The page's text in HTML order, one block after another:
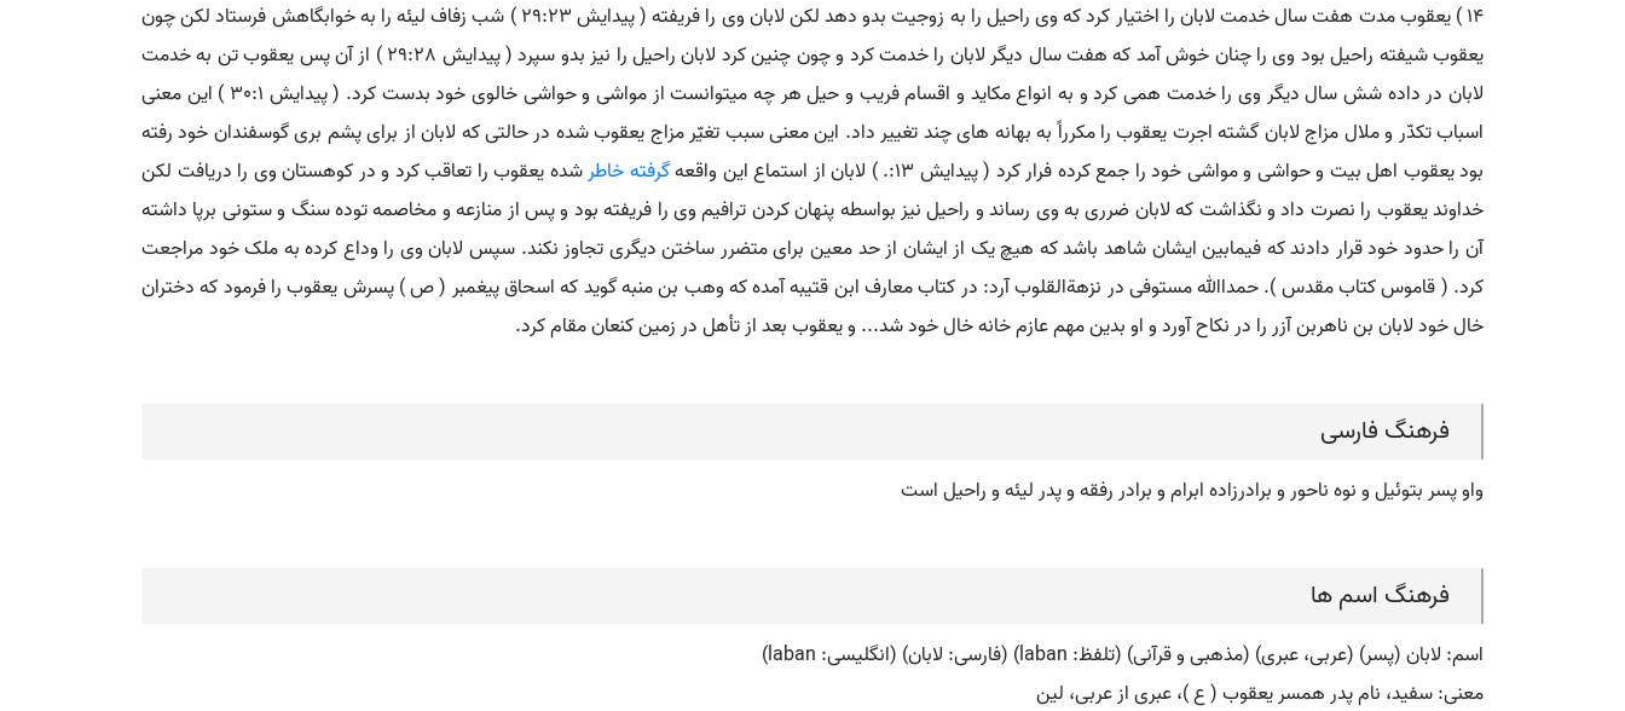
14 ) یعقوب مدت هفت سال خدمت لابان را اختیار کرد که وی راحیل را به زوجیت بدو دهد لکن لابان وی را فریفته ( پیدایش 29:23 ) شب زفاف لیئه را به خوابگاهش فرستاد لکن چون
یعقوب شیفته راحیل بود وی را چنان خوش آمد که هفت سال دیگر لابان را خدمت کرد و چون چنین کرد لابان راحیل را نیز بدو سپرد ( پیدایش 29:28 ) از آن پس یعقوب تن به خدمت
لابان در داده شش سال دیگر وی را خدمت همی کرد و به انواع مکاید و اقسام فریب و حیل هر چه میتوانست از مواشی و حواشی خالوی خود بدست کرد. ( پیدایش 30:1 ) این معنی
اسباب تکدّر و ملال مزاج لابان گشته اجرت یعقوب را مکرراً به بهانه های چند تغییر داد. این معنی سبب تغیّر مزاج یعقوب شده در حالتی که لابان از برای پشم بری گوسفندان خود رفته
بود یعقوب اهل بیت و حواشی و مواشی خود را جمع کرده فرار کرد ( پیدایش 13:. ) لابان از استماع این واقعه
گرفته خاطرشده یعقوب را تعاقب کرد و در کوهستان وی را دریافت لکن
خداوند یعقوب را نصرت داد و نگذاشت که لابان ضرری به وی رساند و راحیل نیز بواسطه پنهان کردن ترافیم وی را فریفته بود و پس از منازعه و مخاصمه توده سنگ و ستونی برپا داشته
آن را حدود خود قرار دادند که فیمابین ایشان شاهد باشد که هیچ یک از ایشان از حد معین برای متضرر ساختن دیگری تجاوز نکند. سپس لابان وی را وداع کرده به ملک خود مراجعت
کرد. ( قاموس کتاب مقدس ). حمداﷲ مستوفی در نزهةالقلوب آرد: در کتاب معارف ابن قتیبه آمده که وهب بن منبه گوید که اسحاق پیغمبر ( ص ) پسرش یعقوب را فرمود که دختران
خال خود لابان بن ناهربن آزر را در نکاح آورد و او بدین مهم عازم خانه خال خود شد... و یعقوب بعد از تأهل در زمین کنعان مقام کرد.
فرهنگ فارسی
واو پسر بتوئیل و نوه ناحور و برادرزاده ابرام و برادر رفقه و پدر لیئه و راحیل است
فرهنگ اسم ها
اسم: لابان (پسر) (عربی، عبری) (مذهبی و قرآنی) (تلفظ: laban) (فارسی: لابان) (انگلیسی: laban)
معنی: سفید، نام پدر همسر یعقوب ( ع )، عبری از عربی، لین